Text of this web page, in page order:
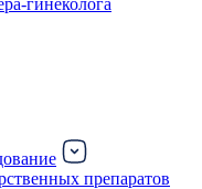
гинеколога
препаратов